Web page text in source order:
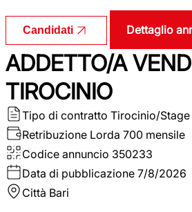
Candidati Dettaglio
ADDETTO/A
TIROCINIO
Tipo di contratto Tirocinio/Stage
Retribuzione Lorda 700 mensile
Codice annuncio 350233
Data di pubblicazione 7/8/2026
Città Bari